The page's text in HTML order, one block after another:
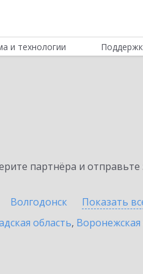
и технологии
партнёра и
Волгодонск Показать
область, Воронежская